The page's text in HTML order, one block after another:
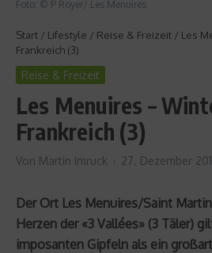
Foto: © P Royer/ Les Menuires
Start / Lifestyle / Reise & Freizeit / Les
Frankreich (3)
Reise & Freizeit
Les Menuires –
Frankreich (3)
Von Martin Imruck 27. Dezember
Der Ort Les Menuires/Saint
Herzen der «3 Vallées» (3 Täler)
imposanten Gipfeln als ein